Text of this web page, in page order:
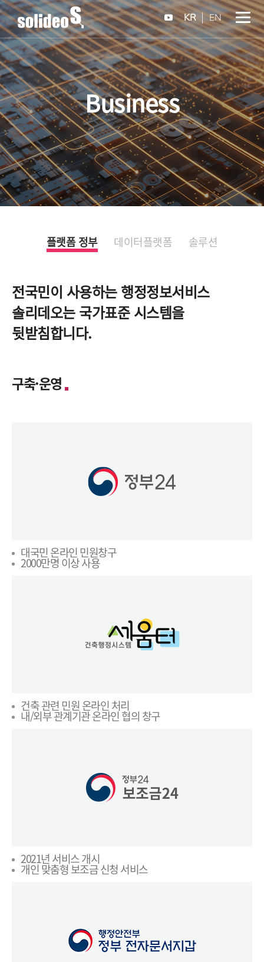
KR EN
Business
플랫폼 정부 데이터플랫폼 솔루션
전국민이 사용하는 행정정보서비스
솔리데오는 국가표준 시스템을
뒷받침합니다.
구축·운영
대국민 온라인 민원창구
2000만명 이상 사용
건축 관련 민원 온라인 처리
내/외부 관계기관 온라인 협의 창구
2021년 서비스 개시
개인 맞춤형 보조금 신청 서비스